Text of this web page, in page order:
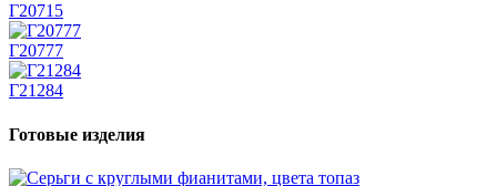
Г20715
Г20777
Г21284
Готовые изделия